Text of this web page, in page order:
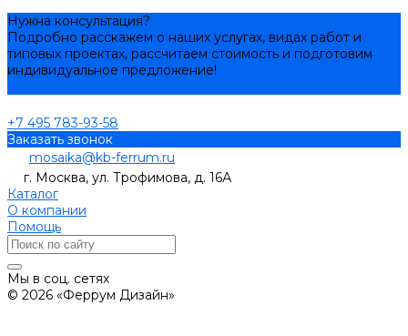
Нужна консультация?
Подробно расскажем о наших услугах, видах работ и
типовых проектах, рассчитаем стоимость и подготовим
индивидуальное предложение!
+7 495 783-93-58
Заказать звонок
mosaika@kb-ferrum.ru
г. Москва, ул. Трофимова, д. 16А
Каталог
О компании
Помощь
Мы в соц. сетях
© 2026 «Феррум Дизайн»